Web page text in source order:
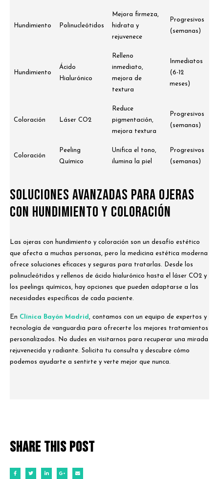
Hundimiento Polinucleótidos
Mejora firmeza,
hidrata y
rejuvenece
Progresivos
(semanas)
Hundimiento
Ácido
Hialurónico
Relleno
inmediato,
mejora de
textura
Inmediatos
(6-12
meses)
Coloración Láser CO2
Reduce
pigmentación,
mejora textura
Progresivos
(semanas)
Coloración
Peeling
Químico
Unifica el tono,
ilumina la piel
Progresivos
(semanas)
Soluciones Avanzadas para Ojeras
con Hundimiento y Coloración
Las ojeras con hundimiento y coloración son un desafío estético
que afecta a muchas personas, pero la medicina estética moderna
ofrece soluciones eficaces y seguras para tratarlas. Desde los
polinucleótidos y rellenos de ácido hialurónico hasta el láser CO2 y
los peelings químicos, hay opciones que pueden adaptarse a las
necesidades específicas de cada paciente.
En Clínica Bayón Madrid , contamos con un equipo de expertos y
tecnología de vanguardia para ofrecerte los mejores tratamientos
personalizados. No dudes en visitarnos para recuperar una mirada
rejuvenecida y radiante. Solicita tu consulta y descubre cómo
podemos ayudarte a sentirte y verte mejor que nunca.
Share this post